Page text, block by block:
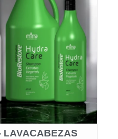
LAVACABEZAS